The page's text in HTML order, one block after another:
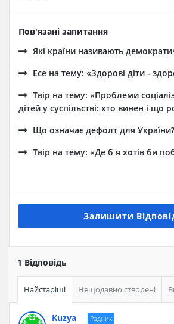
Пов'язані запитання
Які країни називають
Есе на тему: «Здорові діти -
Твір на тему: «Проблеми
дітей у суспільстві: хто винен і що
Що означає дефолт для України?
Твір на тему: «Де б я хотів би
Залишити
1 Відповідь
Найстаріші Нещодавно створені
Kuzya
Радник